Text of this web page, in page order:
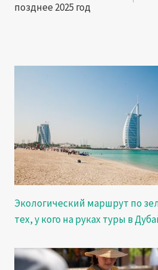
записям
позднее 2025 год
Экологический маршрут по
тех, у кого на руках туры в